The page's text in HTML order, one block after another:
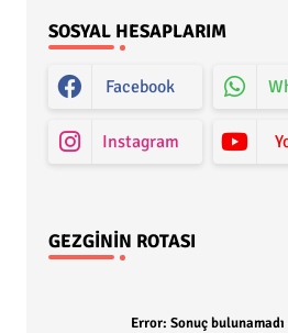
SOSYAL HESAPLARIM
Facebook
Instagram
GEZGININ ROTASI
Error: Sonuç bulunamadı